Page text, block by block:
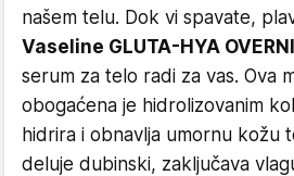
našem telu. Dok vi spavate,
Vaseline GLUTA-HYA
serum za telo radi za vas. Ova
obogaćena je hidrolizovanim
hidrira i obnavlja umornu kožu
deluje dubinski, zaključava